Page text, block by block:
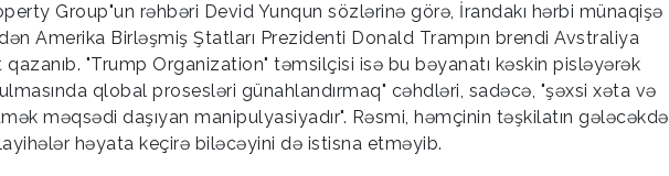
Group"un rəhbəri Devid Yunqun sözlərinə görə, İrandakı hərbi münaqişə
Amerika Birləşmiş Ştatları Prezidenti Donald Trampın brendi Avstraliya
"Trump Organization" təmsilçisi isə bu bəyanatı kəskin pisləyərək
qlobal prosesləri günahlandırmaq" cəhdləri, sadəcə, "şəxsi xəta və
məqsədi daşıyan manipulyasiyadır". Rəsmi, həmçinin təşkilatın gələcəkdə
həyata keçirə biləcəyini də istisna etməyib.